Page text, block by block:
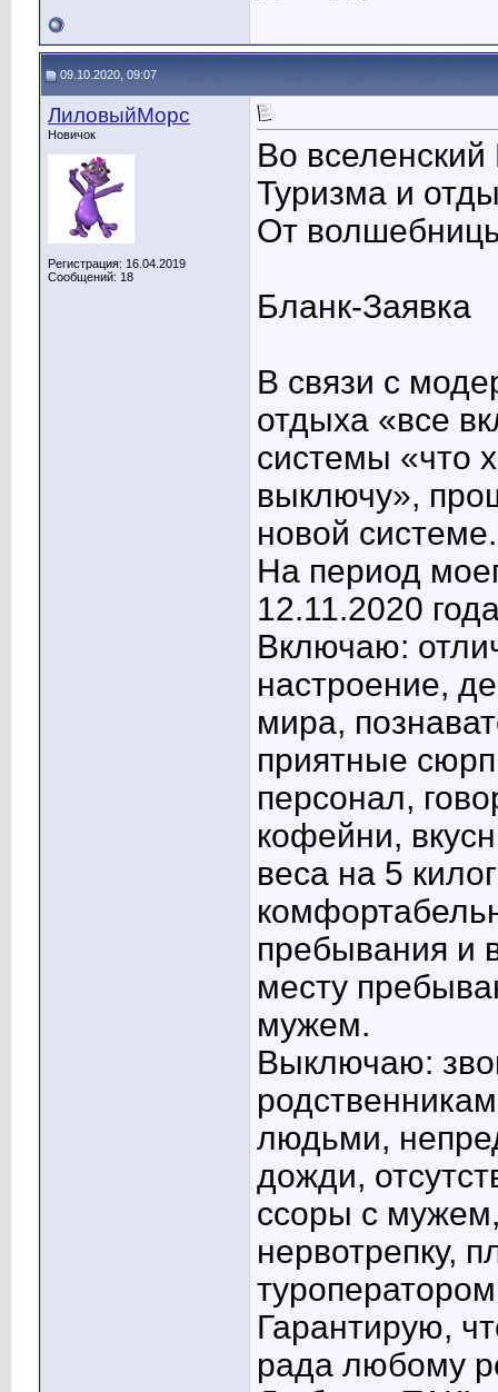
09.10.2020, 09:07
ЛиловыйМорс
Новичок
Регистрация: 16.04.2019
Сообщений: 18
Во вселенский
Туризма и
От
Бланк-Заявка
В связи с
отдыха «все
системы «что
выключу»,
новой системе.
На период
12.11.2020
Включаю:
настроение,
мира,
приятные
персонал,
кофейни,
веса на 5
пребывания и
месту
мужем.
Выключаю:
людьми,
дожди,
ссоры с
нервотрепку,
Гарантирую,
рада любому